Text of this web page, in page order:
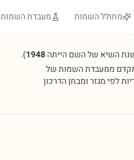
מחולל השמות מעבדת השמות
השיא של השם הייתה1948
).
ממעבדת השמות של
לפי מגזר ומבחן הדרכון